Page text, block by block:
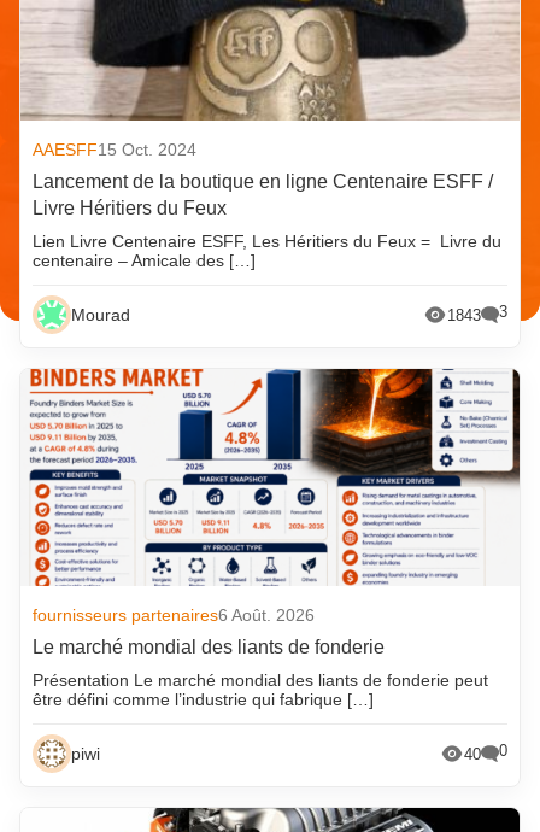
AAESFF15 Oct. 2024
Lancement de la boutique en ligne Centenaire ESFF /
Livre Héritiers du Feux
Lien Livre Centenaire ESFF, Les Héritiers du Feux = Livre du
centenaire – Amicale des […]
Mourad 1843 3
fournisseurs partenaires6 Août. 2026
Le marché mondial des liants de fonderie
Présentation Le marché mondial des liants de fonderie peut
être défini comme l’industrie qui fabrique […]
piwi 40 0